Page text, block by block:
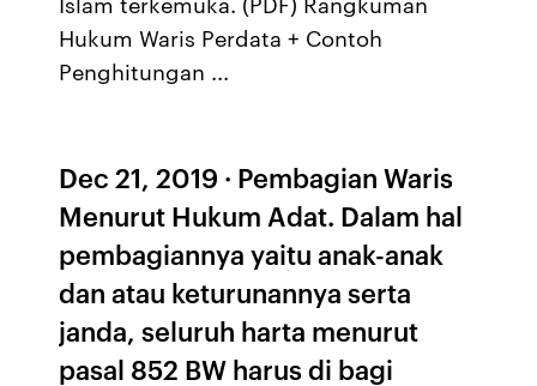
Hukum Waris Perdata + Contoh
Penghitungan ...
Dec 21, 2019 · Pembagian Waris
Menurut Hukum Adat. Dalam hal
pembagiannya yaitu anak-anak
dan atau keturunannya serta
janda, seluruh harta menurut
pasal 852 BW harus di bagi